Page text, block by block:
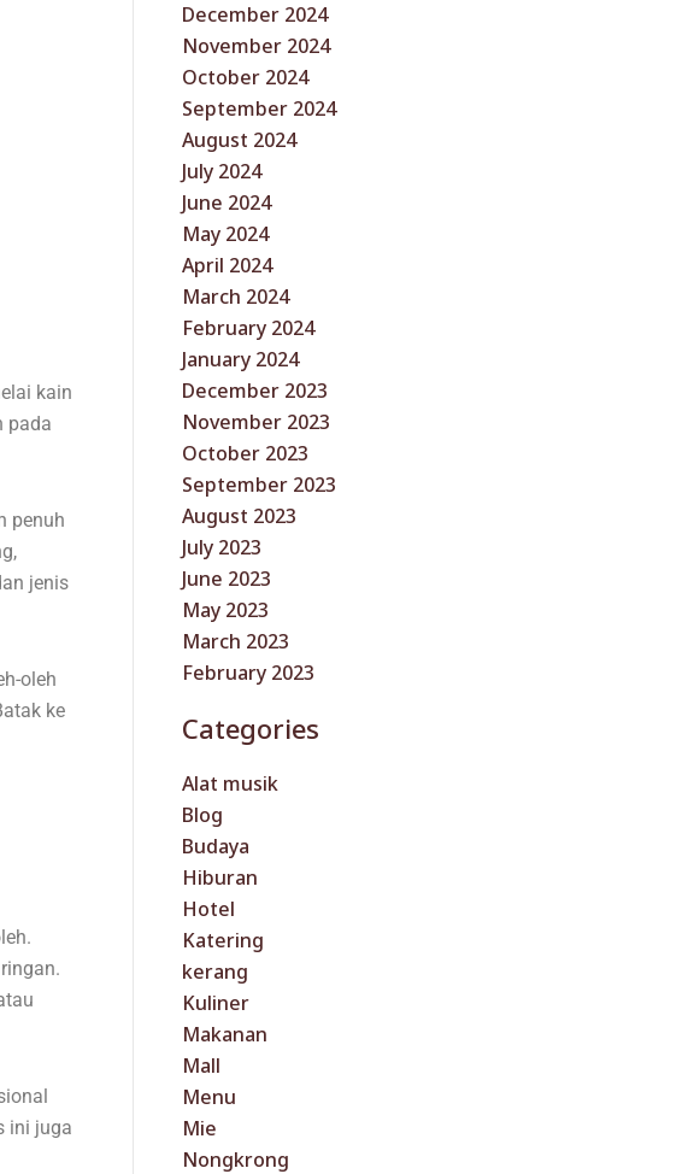
kain
pada
penuh
jenis
oleh
ke
ini juga
December 2024
November 2024
October 2024
September 2024
August 2024
July 2024
June 2024
May 2024
April 2024
March 2024
February 2024
January 2024
December 2023
November 2023
October 2023
September 2023
August 2023
July 2023
June 2023
May 2023
March 2023
February 2023
Categories
Alat musik
Blog
Budaya
Hiburan
Hotel
Katering
kerang
Kuliner
Makanan
Mall
Menu
Mie
Nongkrong